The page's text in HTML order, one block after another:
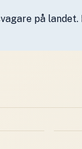
på